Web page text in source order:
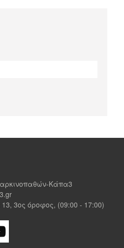
Κάπα3
3ος όροφος, (09:00 - 17:00)